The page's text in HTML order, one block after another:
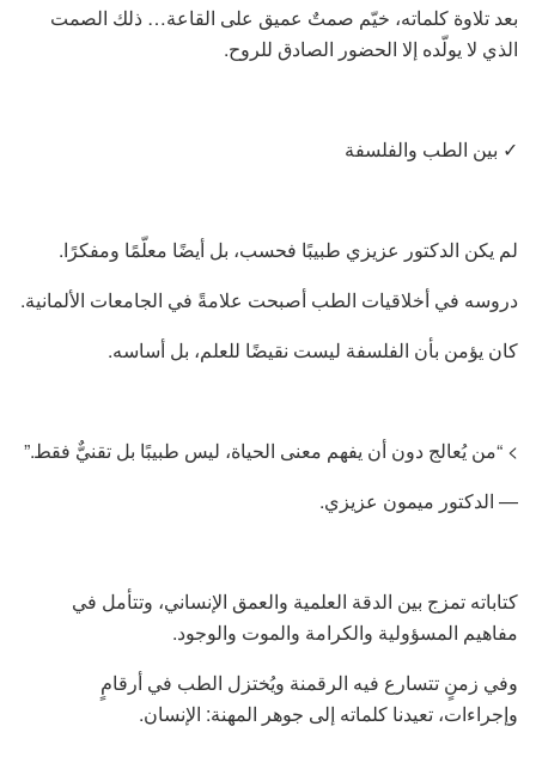
بعد تلاوة كلماته، خيّم صمتٌ عميق على القاعة… ذلك الصمت
الذي لا يولّده إلا الحضور الصادق للروح.
✓ بين الطب والفلسفة
لم يكن الدكتور عزيزي طبيبًا فحسب، بل أيضًا معلّمًا ومفكرًا.
دروسه في أخلاقيات الطب أصبحت علامةً في الجامعات الألمانية.
كان يؤمن بأن الفلسفة ليست نقيضًا للعلم، بل أساسه.
> “من يُعالج دون أن يفهم معنى الحياة، ليس طبيبًا بل تقنيٌّ فقط.”
— الدكتور ميمون عزيزي.
كتاباته تمزج بين الدقة العلمية والعمق الإنساني، وتتأمل في
مفاهيم المسؤولية والكرامة والموت والوجود.
وفي زمنٍ تتسارع فيه الرقمنة ويُختزل الطب في أرقامٍ
وإجراءات، تعيدنا كلماته إلى جوهر المهنة: الإنسان.